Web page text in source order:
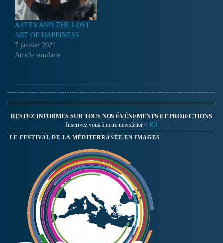
A CITY AND THE LOST
ART OF HAPPINESS
7 janvier 2021
Article similaire
RESTEZ INFORMES SUR TOUS NOS ÉVÉNEMENTS ET PROJECTIONS
Inscrivez vous à notre newsletter > ICI
LE FESTIVAL DE LA MÉDITERRANÉE EN IMAGES